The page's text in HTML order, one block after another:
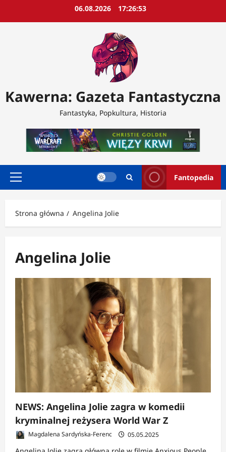
06.08.2026 17:26:54
Kawerna: Gazeta Fantastyczna
Fantastyka, Popkultura, Historia
Menu
Fantopedia
Strona główna Angelina Jolie
Angelina Jolie
NEWS: Angelina Jolie zagra w komedii
kryminalnej reżysera World War Z
Magdalena Sardyńska-Ferenc 05.05.2025